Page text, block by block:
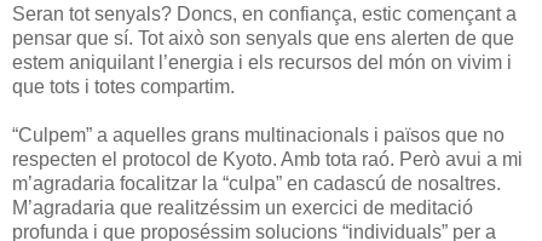
Seran tot senyals? Doncs, en confiança, estic començant a
pensar que sí. Tot això son senyals que ens alerten de que
estem aniquilant l’energia i els recursos del món on vivim i
que tots i totes compartim.
“Culpem” a aquelles grans multinacionals i països que no
respecten el protocol de Kyoto. Amb tota raó. Però avui a mi
m’agradaria focalitzar la “culpa” en cadascú de nosaltres.
M’agradaria que realitzéssim un exercici de meditació
profunda i que proposéssim solucions “individuals” per a